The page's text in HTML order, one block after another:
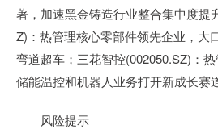
著，加速黑金铸造行业整合集中度提
Z)：热管理核心零部件领先企业，大
弯道超车；三花智控(002050.SZ)：
储能温控和机器人业务打开新成长赛道
风险提示